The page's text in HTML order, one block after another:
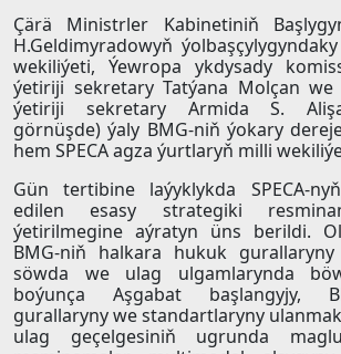
Çärä Ministrler Kabinetiniň
H.Geldimyradowyň
wekiliýeti, Ýewropa ykdysady
ýetiriji sekretary Tatýana Molçan we
ýetiriji sekretary Armida S.
görnüşde) ýaly BMG-niň ýokary
hem SPECA agza ýurtlaryň milli
Gün tertibine laýyklykda SPECA-
edilen esasy strategiki
ýetirilmegine aýratyn üns berildi.
BMG-niň halkara hukuk
söwda we ulag ulgamlarynda
boýunça Aşgabat başlangyjy,
gurallaryny we standartlaryny
ulag geçelgesiniň ugrunda